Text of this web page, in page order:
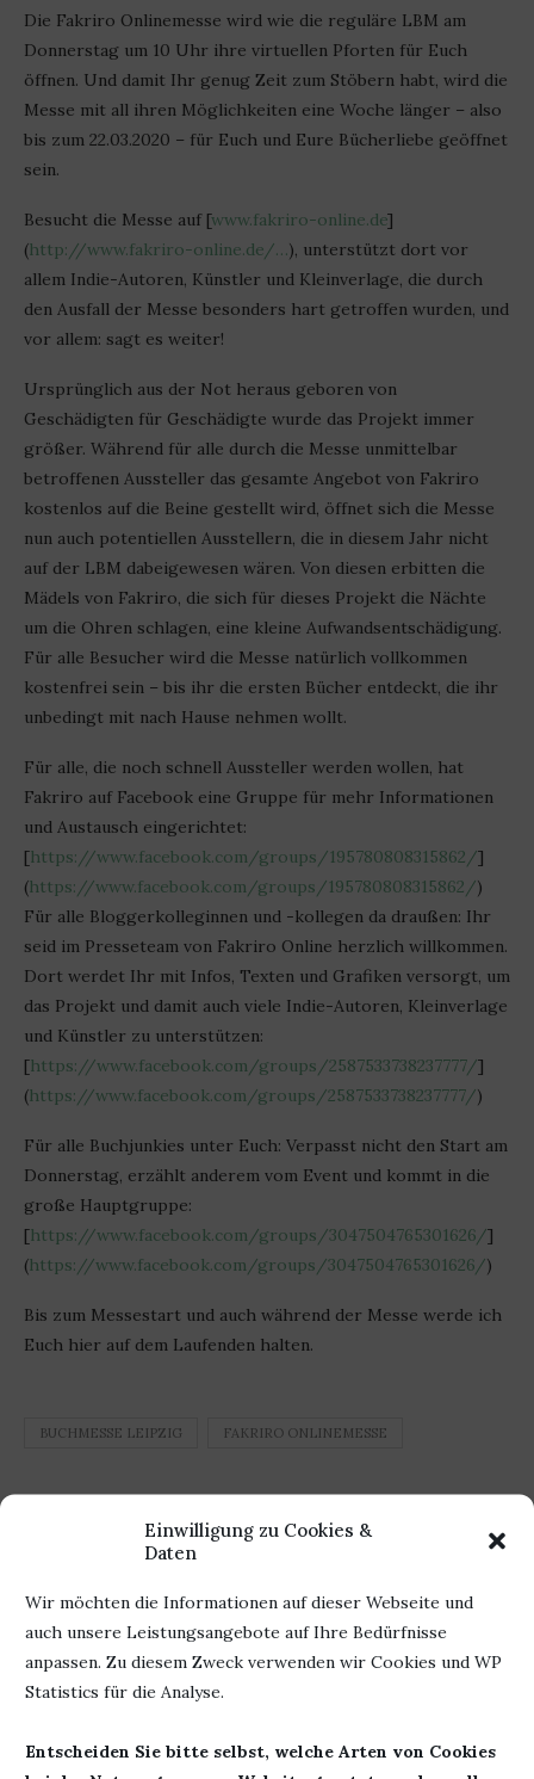
Einwilligung zu Cookies &
Daten
Wir möchten die Informationen auf dieser Webseite und
auch unsere Leistungsangebote auf Ihre Bedürfnisse
anpassen. Zu diesem Zweck verwenden wir Cookies und WP
Statistics für die Analyse.
Entscheiden Sie bitte selbst, welche Arten von Cookies
Die Fakriro Onlinemesse wird wie die reguläre LBM am
Donnerstag um 10 Uhr ihre virtuellen Pforten für Euch
öffnen. Und damit Ihr genug Zeit zum Stöbern habt, wird die
Messe mit all ihren Möglichkeiten eine Woche länger – also
bis zum 22.03.2020 – für Euch und Eure Bücherliebe geöffnet
sein.
Besucht die Messe auf [www.fakriro-online.de]
(http://www.fakriro-online.de/…), unterstützt dort vor
allem Indie-Autoren, Künstler und Kleinverlage, die durch
den Ausfall der Messe besonders hart getroffen wurden, und
vor allem: sagt es weiter!
Ursprünglich aus der Not heraus geboren von
Geschädigten für Geschädigte wurde das Projekt immer
größer. Während für alle durch die Messe unmittelbar
betroffenen Aussteller das gesamte Angebot von Fakriro
kostenlos auf die Beine gestellt wird, öffnet sich die Messe
nun auch potentiellen Ausstellern, die in diesem Jahr nicht
auf der LBM dabeigewesen wären. Von diesen erbitten die
Mädels von Fakriro, die sich für dieses Projekt die Nächte
um die Ohren schlagen, eine kleine Aufwandsentschädigung.
Für alle Besucher wird die Messe natürlich vollkommen
kostenfrei sein – bis ihr die ersten Bücher entdeckt, die ihr
unbedingt mit nach Hause nehmen wollt.
Für alle, die noch schnell Aussteller werden wollen, hat
Fakriro auf Facebook eine Gruppe für mehr Informationen
und Austausch eingerichtet:
[https://www.facebook.com/groups/195780808315862/]
(https://www.facebook.com/groups/195780808315862/)
Für alle Bloggerkolleginnen und -kollegen da draußen: Ihr
seid im Presseteam von Fakriro Online herzlich willkommen.
Dort werdet Ihr mit Infos, Texten und Grafiken versorgt, um
das Projekt und damit auch viele Indie-Autoren, Kleinverlage
und Künstler zu unterstützen:
[https://www.facebook.com/groups/2587533738237777/]
(https://www.facebook.com/groups/2587533738237777/)
Für alle Buchjunkies unter Euch: Verpasst nicht den Start am
Donnerstag, erzählt anderem vom Event und kommt in die
große Hauptgruppe:
[https://www.facebook.com/groups/3047504765301626/]
(https://www.facebook.com/groups/3047504765301626/)
Bis zum Messestart und auch während der Messe werde ich
Euch hier auf dem Laufenden halten.
BUCHMESSE LEIPZIG FAKRIRO ONLINEMESSE
0 Kommentar
0
BÜCHERHEIKE